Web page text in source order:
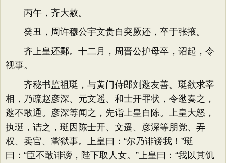
丙午，齐大赦。
癸丑，周许穆公宇文贵自突厥还，卒于张掖。
齐上皇还鄴。十二月，周晋公护母卒，诏起，令
视事。
齐秘书监祖珽，与黄门侍郎刘逖友善。珽欲求宰
相，乃疏赵彦深、元文遥、和士开罪状，令逖奏之，
逖不敢通。彦深等闻之，先诣上皇自陈。上皇大怒，
执珽，诘之，珽因陈士开、文遥、彦深等朋党、弄
权、卖官、鬻狱事。上皇曰：“尔乃诽谤我！”珽
曰：“臣不敢诽谤，陛下取人女。”上皇曰：“我以其饥